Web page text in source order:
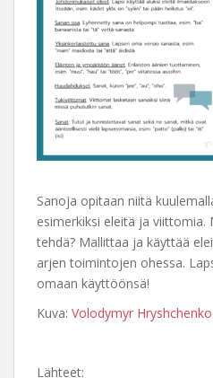
Sanoja opitaan niitä
esimerkiksi eleitä ja viittomia.
tehdä? Mallittaa ja käyttää
arjen toimintojen ohessa.
omaan käyttöönsä!
Kuva: Volodymyr Hryshchenko
Lähteet: